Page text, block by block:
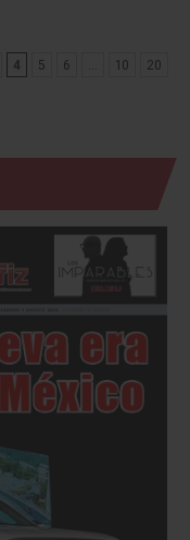
4 5 6 10
20